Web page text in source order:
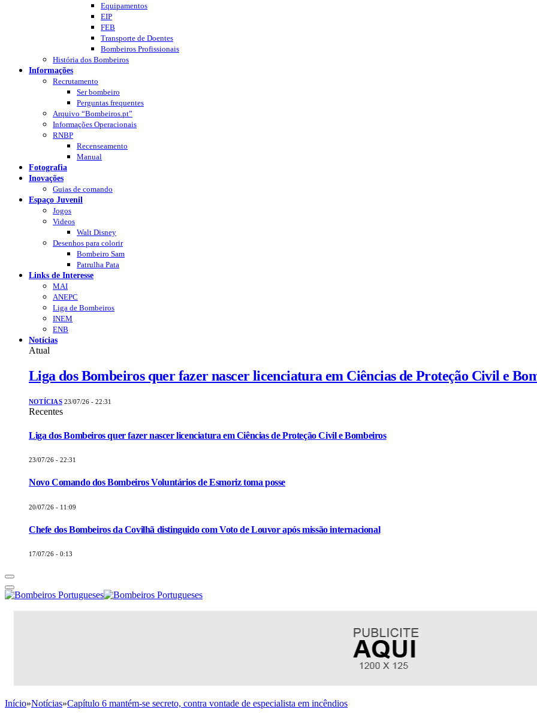
Equipamentos
EIP
FEB
Transporte de Doentes
Bombeiros Profissionais
História dos Bombeiros
Informações
Recrutamento
Ser bombeiro
Perguntas frequentes
Arquivo “Bombeiros.pt”
Informações Operacionais
RNBP
Recenseamento
Manual
Fotografia
Inovações
Guias de comando
Espaço Juvenil
Jogos
Videos
Walt Disney
Desenhos para colorir
Bombeiro Sam
Patrulha Pata
Links de Interesse
MAI
ANEPC
Liga de Bombeiros
INEM
ENB
Notícias
Atual
Liga dos Bombeiros quer fazer nascer licenciatura em Ciências de Proteção Civil e
NOTÍCIAS 23/07/26 - 22:31
Recentes
Liga dos Bombeiros quer fazer nascer licenciatura em Ciências de Proteção Civil e Bombeiros
23/07/26 - 22:31
Novo Comando dos Bombeiros Voluntários de Esmoriz toma posse
20/07/26 - 11:09
Chefe dos Bombeiros da Covilhã distinguido com Voto de Louvor após missão internacional
17/07/26 - 0:13
Início»Notícias»Capítulo 6 mantém-se secreto, contra vontade de especialista em incêndios